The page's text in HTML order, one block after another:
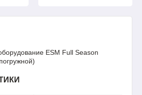
ESM Full Season